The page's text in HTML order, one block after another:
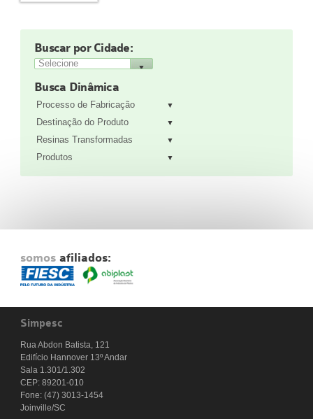
SEJA UM ASSOCIADO
VAGAS
Buscar por Cidade:
Busca Dinâmica
Processo de Fabricação
Destinação do Produto
Resinas Transformadas
Produtos
somos afiliados:
Simpesc
Rua Abdon Batista, 121
Edifício Hannover 13º Andar
Sala 1.301/1.302
CEP: 89201-010
Fone: (47) 3013-1454
Joinville/SC